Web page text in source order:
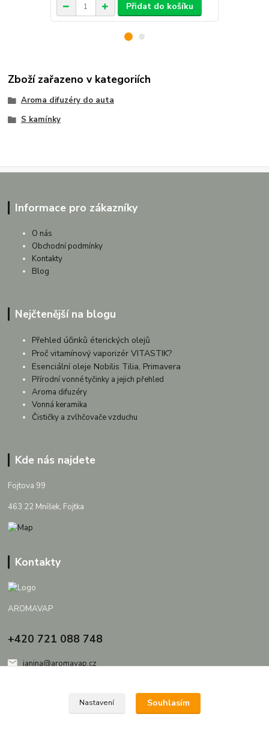
Přidat do košíku
Zboží zařazeno v kategoriích
Aroma difuzéry do auta
S kamínky
Informace pro zákazníky
O nás
Obchodní podmínky
Kontakty
Blog
Nejčtenější na blogu
Přehled účinků éterických olejů
Proč vitamínový vaporizér VITASTIK?
Esenciální oleje Nobilis Tilia, Primavera
Přírodní vonné tyčinky a jejich přehled
Aroma difuzéry
Vonná keramika
Čističky a zvlhčovače vzduchu
Kde nás najdete
Fojtova 99
463 22 Mníšek, Fojtka
Kontakty
AROMAVAP
+420 721 088 748
janina@aromavap.cz
Nastavení Souhlasím